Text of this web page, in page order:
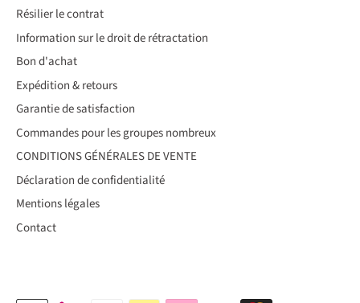
Résilier le contrat
Information sur le droit de rétractation
Bon d'achat
Expédition & retours
Garantie de satisfaction
Commandes pour les groupes nombreux
CONDITIONS GÉNÉRALES DE VENTE
Déclaration de confidentialité
Mentions légales
Contact